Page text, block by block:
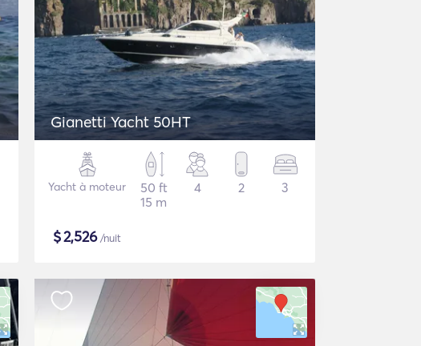
Gianetti Yacht 50HT
Yacht à moteur
50 ft
15 m
4 2 3
$2,526/nuit